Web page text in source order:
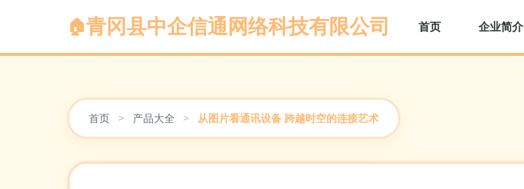
青冈县中企信通网络科技有限公司 首页 企业简介
首页 > 产品大全 > 从图片看通讯设备 跨越时空的连接艺术